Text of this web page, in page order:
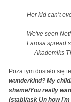
Her kid can’t
We've seen
Larosa spread
— Akademiks
Poza tym dostało się
wunderkind? My
shame/You really
(stab)/ask Un how